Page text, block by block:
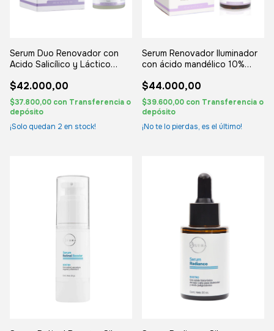
Serum Duo Renovador con
Acido Salicílico y Láctico
$42.000,00
$37.800,00 con Transferencia o
depósito
¡Solo quedan 2 en stock!
Serum Renovador Iluminador
con ácido mandélico 10%
$44.000,00
$39.600,00 con Transferencia o
depósito
¡No te lo pierdas, es el último!